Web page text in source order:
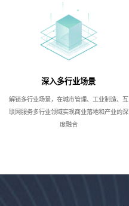
深入多行业场景
解锁多行业场景，在城市管理、工业制造、互
联网服务多行业领域实现商业落地和产业的深
度融合